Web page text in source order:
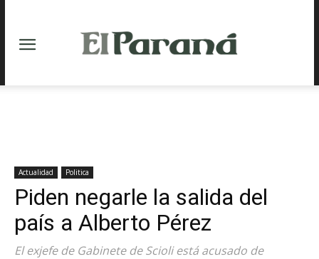
Actualidad Politica
Piden negarle la salida del
país a Alberto Pérez
El exjefe de Gabinete de Scioli está acusado de